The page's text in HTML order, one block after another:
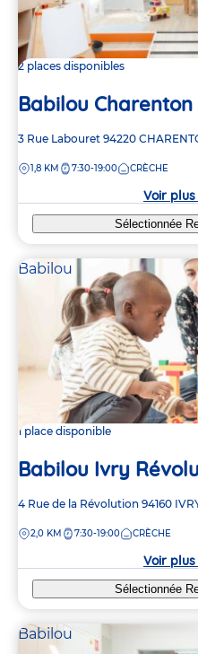
2 places disponibles
Babilou
Adresse
la
3 Rue Labouret 94220
DISTANCE
1,8 KM 7:30-19:00 CRÈCHE
Voir
Sélectionnée
Babilou
1 place disponible
Babilou Ivry
Adresse
la
4 Rue de la Révolution 94160
DISTANCE
2,0 KM 7:30-19:00 CRÈCHE
Voir
Sélectionnée
Babilou